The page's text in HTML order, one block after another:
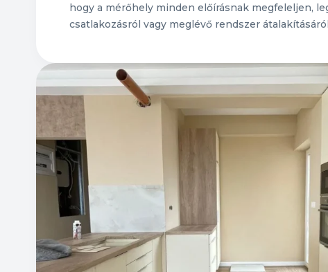
hogy a mérőhely minden előírásnak megfeleljen,
csatlakozásról vagy meglévő rendszer